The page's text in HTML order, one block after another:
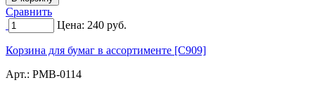
Сравнить
Цена: 240 руб.
Корзина для бумаг в ассортименте [C909]
Арт.: PMB-0114